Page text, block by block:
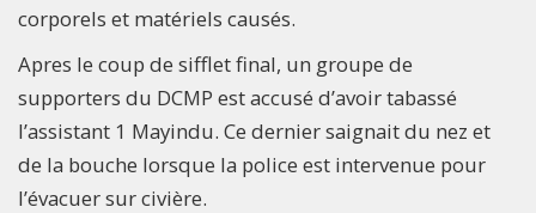
corporels et matériels causés.
Apres le coup de sifflet final, un groupe de
supporters du DCMP est accusé d’avoir tabassé
l’assistant 1 Mayindu. Ce dernier saignait du nez et
de la bouche lorsque la police est intervenue pour
l’évacuer sur civière.